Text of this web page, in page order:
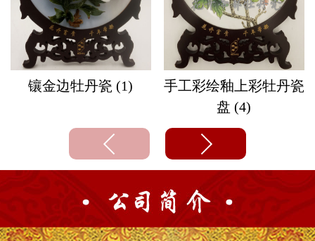
镶金边牡丹瓷 (1)
手工彩绘釉上彩牡丹瓷
盘 (4)